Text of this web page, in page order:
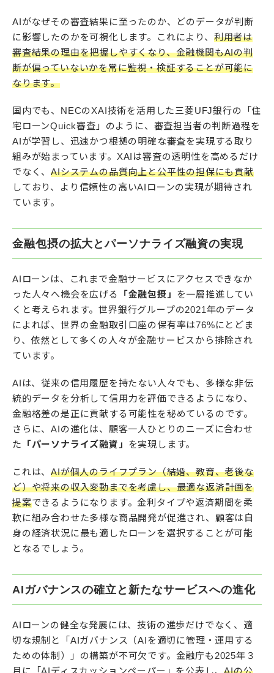
AIがなぜその審査結果に至ったのか、どのデータが判断
に影響したのかを可視化します。これにより、 利用者は
審査結果の理由を把握しやすくなり、金融機関もAIの判
断が偏っていないかを常に監視・検証することが可能に
なります。
国内でも、NECのXAI技術を活用した三菱UFJ銀行の「住
宅ローンQuick審査」のように、審査担当者の判断過程を
AIが学習し、迅速かつ根拠の明確な審査を実現する取り
組みが始まっています。XAIは審査の透明性を高めるだけ
でなく、AIシステムの品質向上と公平性の担保にも貢献
しており、より信頼性の高いAIローンの実現が期待され
ています。
金融包摂の拡大とパーソナライズ融資の実現
AIローンは、これまで金融サービスにアクセスできなか
った人々へ機会を広げる
「金融包摂」 を一層推進してい
くと考えられます。世界銀行グループの2021年のデータ
によれば、世界の金融取引口座の保有率は76%にとどま
り、依然として多くの人々が金融サービスから排除され
ています。
AIは、従来の信用履歴を持たない人々でも、多様な非伝
統的データを分析して信用力を評価できるようになり、
金融格差の是正に貢献する可能性を秘めているのです。
さらに、AIの進化は、顧客一人ひとりのニーズに合わせ
た
「パーソナライズ融資」 を実現します。
これは、AIが個人のライフプラン（結婚、教育、老後な
ど）や将来の収入変動までを考慮し、最適な返済計画を
提案できるようになります。金利タイプや返済期間を柔
軟に組み合わせた多様な商品開発が促進され、顧客は自
身の経済状況に最も適したローンを選択することが可能
となるでしょう。
AIガバナンスの確立と新たなサービスへの進化
AIローンの健全な発展には、技術の進歩だけでなく、適
切な規制と「AIガバナンス（AIを適切に管理・運用する
ための体制）」の構築が不可欠です。金融庁も2025年３
月に「AIディスカッションペーパー」を公表し、AIの公